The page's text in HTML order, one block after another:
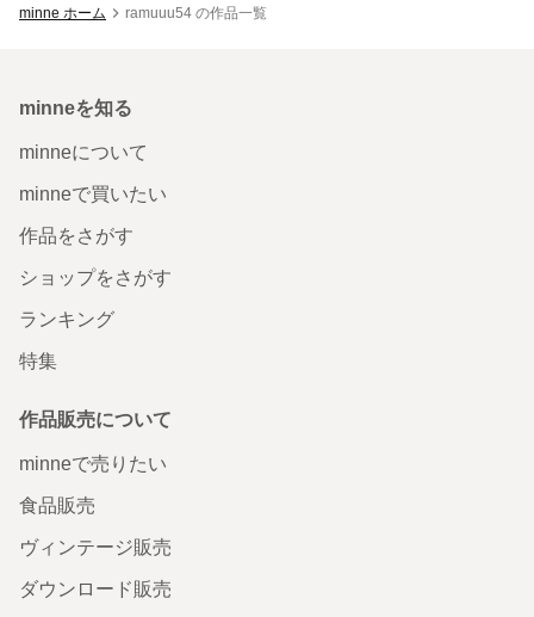
minne ホーム ramuuu54 の作品一覧
minneを知る
minneについて
minneで買いたい
作品をさがす
ショップをさがす
ランキング
特集
作品販売について
minneで売りたい
食品販売
ヴィンテージ販売
ダウンロード販売